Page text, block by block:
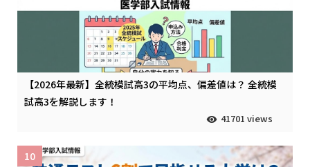
【2026年最新】全統模試高3の平均点、偏差値は？ 全統模
試高3を解説します！
41701 views
10